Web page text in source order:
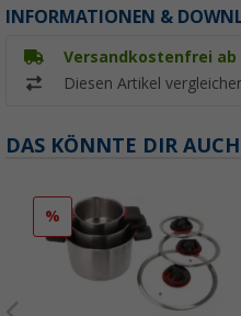
INFORMATIONEN &
Versandkostenfrei ab
Diesen Artikel
DAS KÖNNTE DIR
%